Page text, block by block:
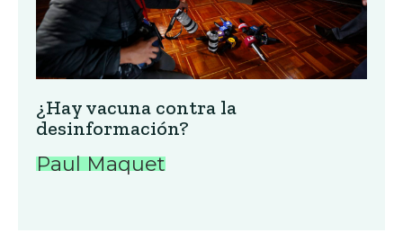
¿Hay vacuna contra la
desinformación?
Paul Maquet